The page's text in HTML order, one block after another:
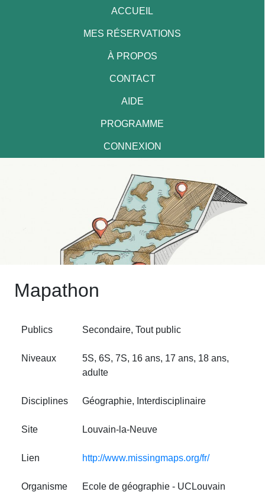
ACCUEIL
MES RÉSERVATIONS
À PROPOS
CONTACT
AIDE
PROGRAMME
CONNEXION
Mapathon
Publics Secondaire, Tout public
Niveaux
5S, 6S, 7S, 16 ans, 17 ans, 18 ans,
adulte
Disciplines Géographie, Interdisciplinaire
Site Louvain‑la‑Neuve
Lien http://www.missingmaps.org/fr/
Organisme Ecole de géographie - UCLouvain